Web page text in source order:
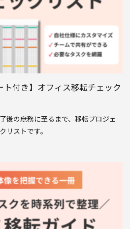
ト付き】オフィス移転チェック
後の庶務に至るまで、移転プロジェ
リストです。